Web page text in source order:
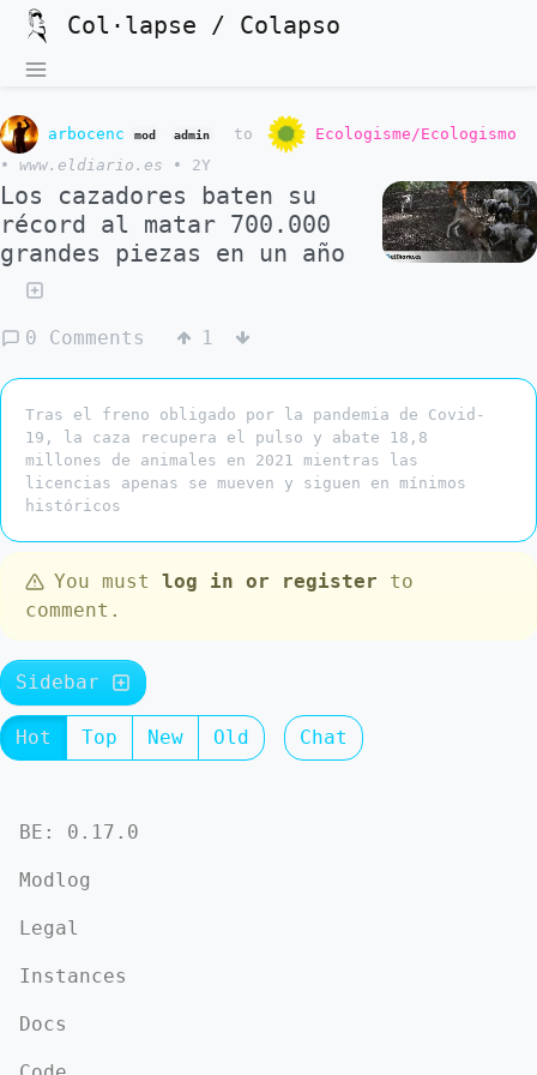
Col·lapse / Colapso
arbocenc mod admin to
Ecologisme/Ecologismo
•
www.eldiario.es • 2Y
Los cazadores baten su
récord al matar 700.000
grandes piezas en un año
0 Comments 1
Tras el freno obligado por la pandemia de Covid-
19, la caza recupera el pulso y abate 18,8
millones de animales en 2021 mientras las
licencias apenas se mueven y siguen en mínimos
históricos
You must log in or register to
comment.
Sidebar
Hot Top New Old Chat
BE: 0.17.0
Modlog
Legal
Instances
Docs